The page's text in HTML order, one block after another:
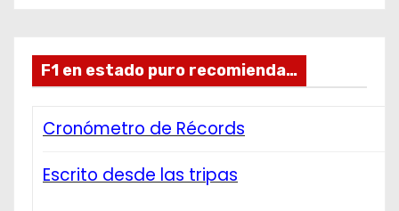
F1 en estado puro recomienda…
Cronómetro de Récords
Escrito desde las tripas